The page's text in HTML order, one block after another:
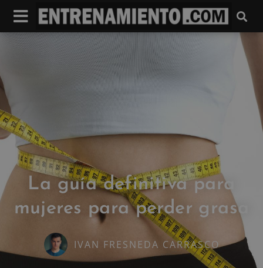
La guía definitiva para
mujeres para perder grasa
IVAN FRESNEDA CARRASCO